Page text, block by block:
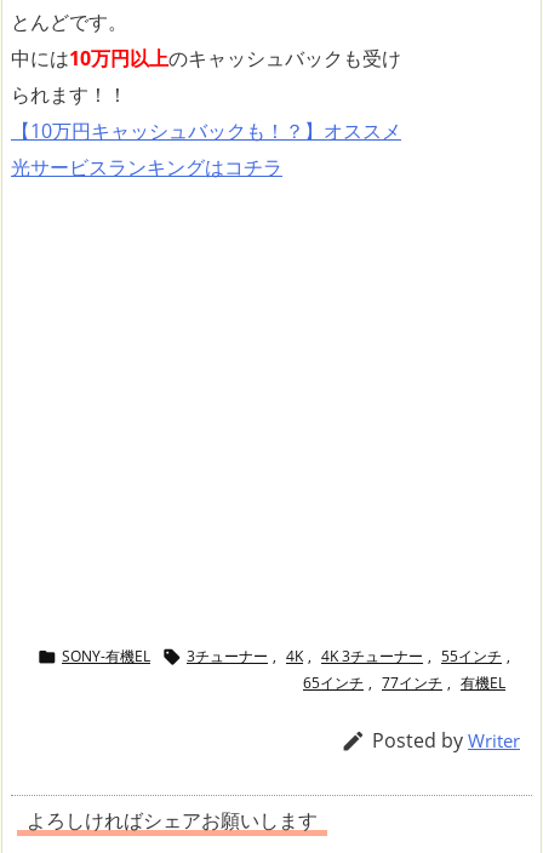
とんどです。
中には10万円以上のキャッシュバックも受け
られます！！
【10万円キャッシュバックも！？】オススメ
光サービスランキングはコチラ
 SONY-有機EL  3チューナー , 4K , 4K 3チューナー , 55インチ ,
65インチ , 77インチ , 有機EL
 Posted by Writer
よろしければシェアお願いします